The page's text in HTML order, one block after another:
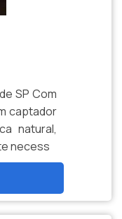
SP Com
captador
natural,
necess